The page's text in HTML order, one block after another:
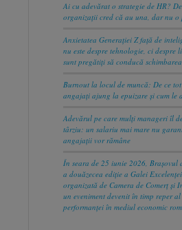
Ai cu adevărat o strategie de HR?
organizații cred că au una, dar nu o
Anxietatea Generației Z față de
nu este despre tehnologie, ci despre
sunt pregătiți să conducă schimbarea
Burnout la locul de muncă: De ce
angajați ajung la epuizare și cum le
Adevărul pe care mulți manageri îl
târziu: un salariu mai mare nu
angajații vor rămâne
În seara de 25 iunie 2026, Brașovul
a douăzecea ediție a Galei
organizată de Camera de Comerț și
un eveniment devenit în timp reper
performanței în mediul economic